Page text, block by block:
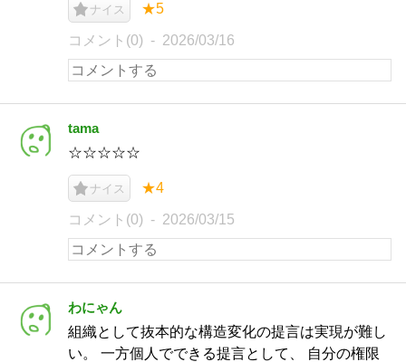
ナイス ★5
コメント(0) 2026/03/16
tama
☆☆☆☆☆
ナイス ★4
コメント(0) 2026/03/15
わにゃん
組織として抜本的な構造変化の提言は実現が難し
い。 一方個人でできる提言として、 自分の権限